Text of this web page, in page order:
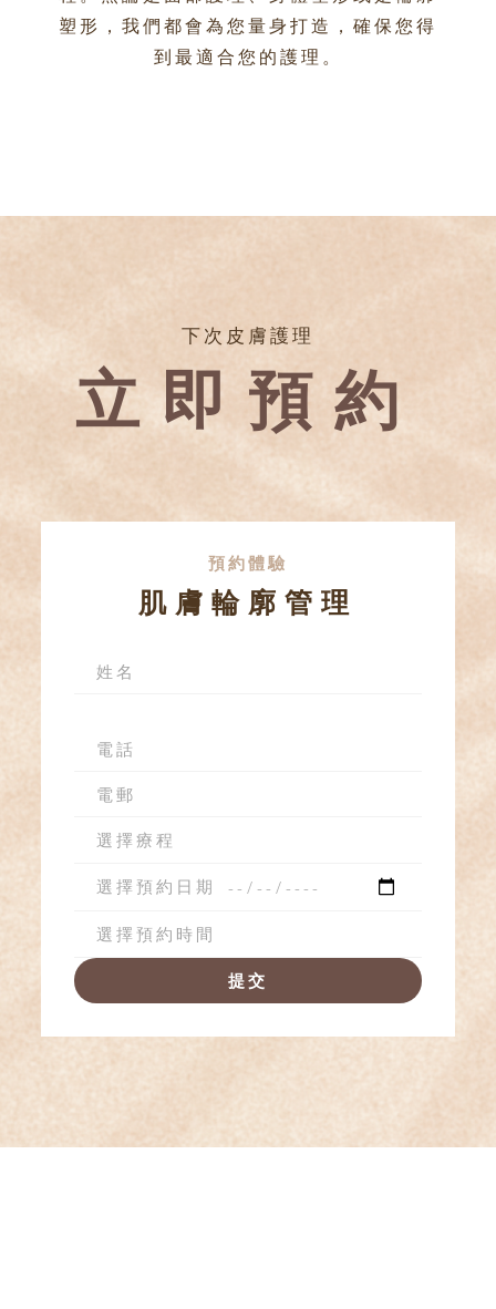
塑形，我們都會為您量身打造，確保您得
到最適合您的護理。
下次皮膚護理
立即預約
預約體驗
肌膚輪廓管理